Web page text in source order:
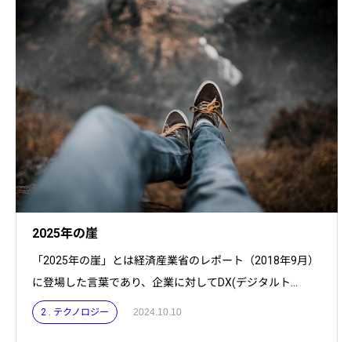
2025年の崖
「2025年の崖」とは経済産業省のレポート（2018年9月）
に登場した言葉であり、企業に対してDX(デジタルト...
2 . テクノロジー 2024.10.10